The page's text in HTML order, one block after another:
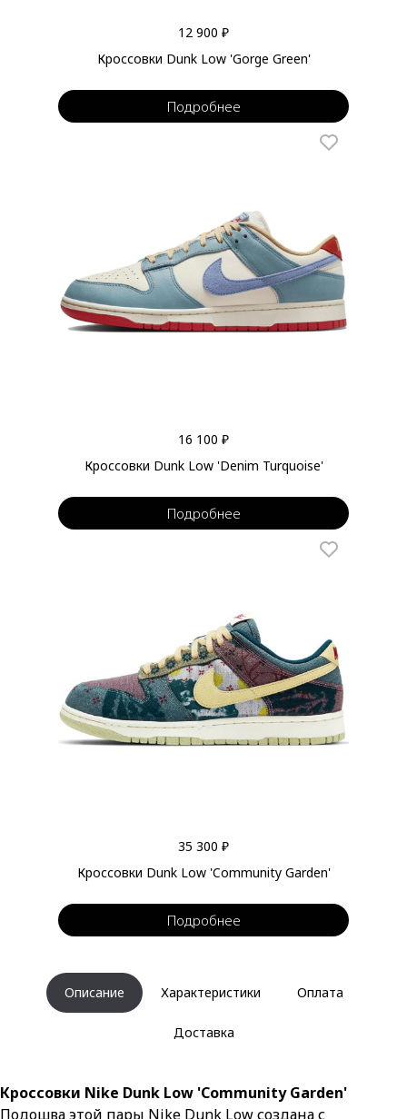
12 900 ₽
Кроссовки Dunk Low 'Gorge Green'
Подробнее
16 100 ₽
Кроссовки Dunk Low 'Denim Turquoise'
Подробнее
35 300 ₽
Кроссовки Dunk Low 'Community Garden'
Подробнее
Описание Характеристики Оплата
Доставка
Кроссовки Nike Dunk Low 'Community Garden'
Подошва этой пары Nike Dunk Low создана с